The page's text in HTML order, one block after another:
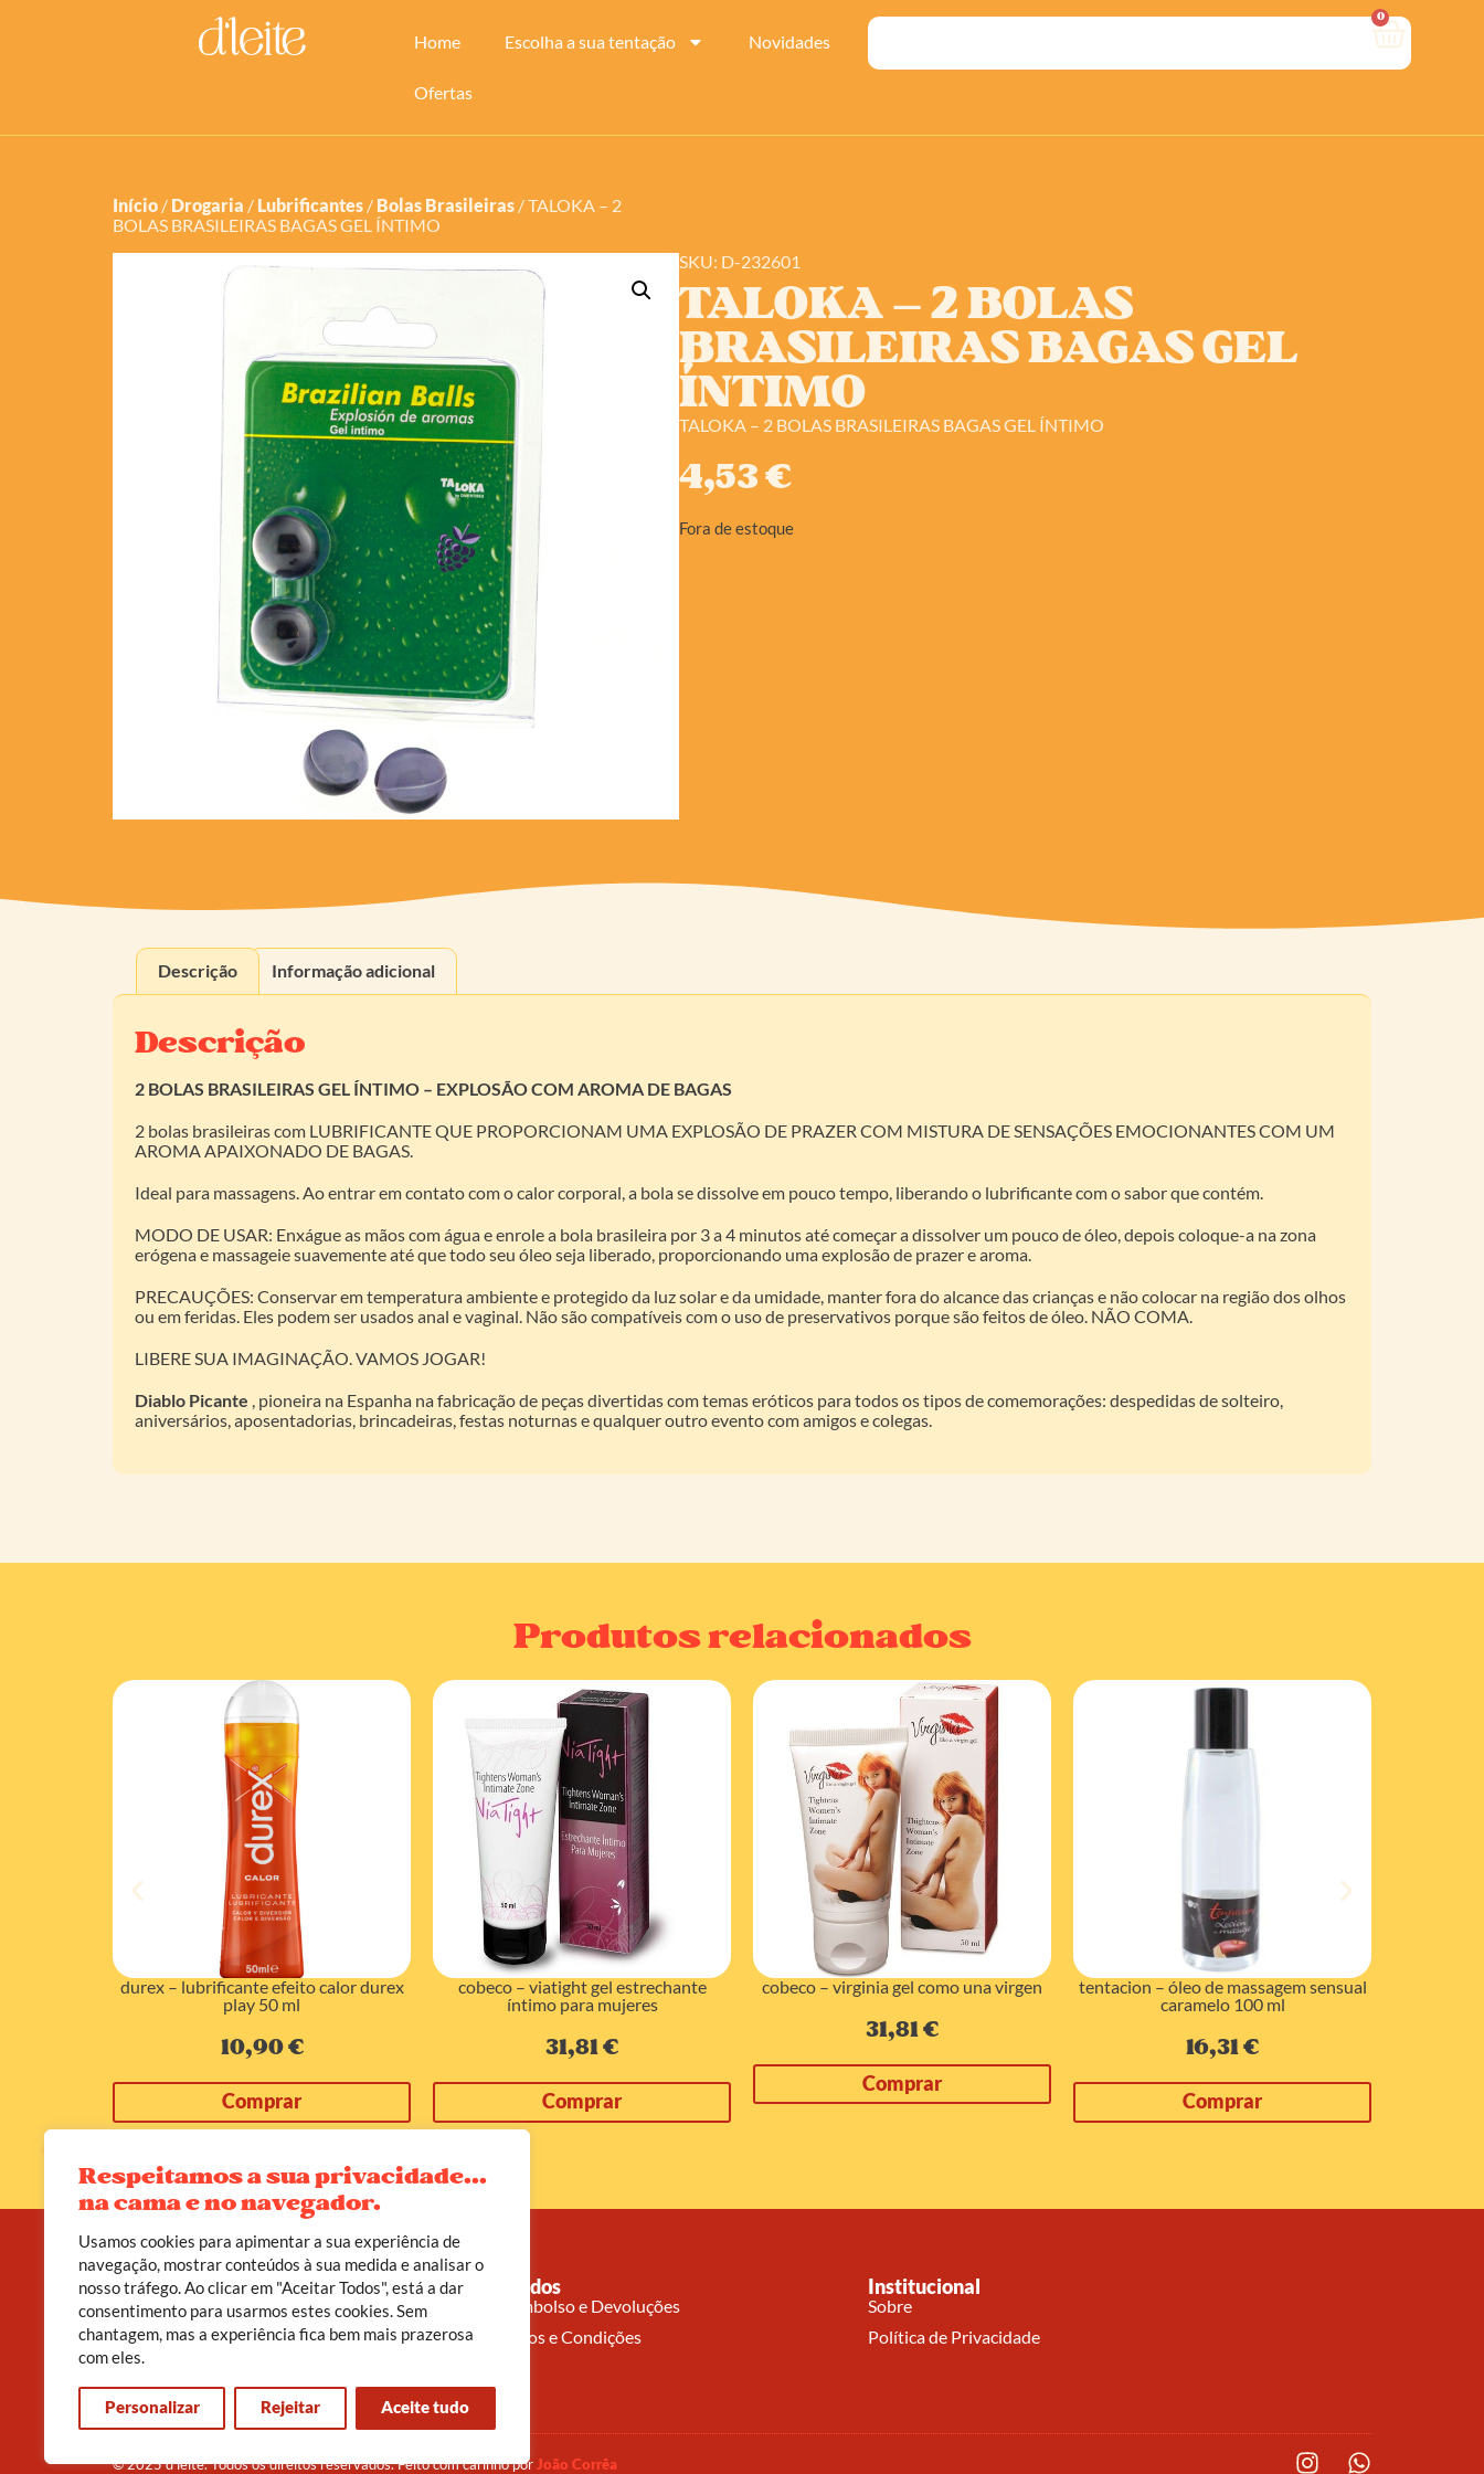
Respeitamos a sua privacidade...
na cama e no navegador.
Usamos cookies para apimentar a sua experiência de
navegação, mostrar conteúdos à sua medida e analisar o
nosso tráfego. Ao clicar em "Aceitar Todos", está a dar
consentimento para usarmos estes cookies. Sem
chantagem, mas a experiência fica bem mais prazerosa
com eles.
Personalizar Rejeitar Aceite tudo
Home Escolha a sua tentação Novidades
Ofertas
0
Início / Drogaria / Lubrificantes / Bolas Brasileiras / TALOKA – 2
BOLAS BRASILEIRAS BAGAS GEL ÍNTIMO
SKU: D-232601
TALOKA – 2 BOLAS
BRASILEIRAS BAGAS GEL
ÍNTIMO
TALOKA – 2 BOLAS BRASILEIRAS BAGAS GEL ÍNTIMO
4,53€
Fora de estoque
Descrição Informação adicional
Descrição
2 BOLAS BRASILEIRAS GEL ÍNTIMO – EXPLOSÃO COM AROMA DE BAGAS
2 bolas brasileiras com LUBRIFICANTE QUE PROPORCIONAM UMA EXPLOSÃO DE PRAZER COM MISTURA DE SENSAÇÕES EMOCIONANTES COM UM
AROMA APAIXONADO DE BAGAS.
Ideal para massagens. Ao entrar em contato com o calor corporal, a bola se dissolve em pouco tempo, liberando o lubrificante com o sabor que contém.
MODO DE USAR: Enxágue as mãos com água e enrole a bola brasileira por 3 a 4 minutos até começar a dissolver um pouco de óleo, depois coloque-a na zona
erógena e massageie suavemente até que todo seu óleo seja liberado, proporcionando uma explosão de prazer e aroma.
PRECAUÇÕES: Conservar em temperatura ambiente e protegido da luz solar e da umidade, manter fora do alcance das crianças e não colocar na região dos olhos
ou em feridas. Eles podem ser usados anal e vaginal. Não são compatíveis com o uso de preservativos porque são feitos de óleo. NÃO COMA.
LIBERE SUA IMAGINAÇÃO. VAMOS JOGAR!
Diablo Picante , pioneira na Espanha na fabricação de peças divertidas com temas eróticos para todos os tipos de comemorações: despedidas de solteiro,
aniversários, aposentadorias, brincadeiras, festas noturnas e qualquer outro evento com amigos e colegas.
Produtos relacionados
durex – lubrificante efeito calor durex
play 50 ml
10,90€
Comprar
cobeco – viatight gel estrechante
íntimo para mujeres
31,81€
Comprar
cobeco – virginia gel como una virgen
31,81€
Comprar
tentacion – óleo de massagem sensual
caramelo 100 ml
16,31€
Comprar
A D’leite não é apenas uma loja erótica. É um
convite a viveres o teu corpo como templo, o
prazer como poder, e a sexualidade como caminho
de cura.
Pedidos
Reembolso e Devoluções
Termos e Condições
Institucional
Sobre
Política de Privacidade
© 2025 d’leite. Todos os direitos reservados. Feito com carinho porJoão Corrêa